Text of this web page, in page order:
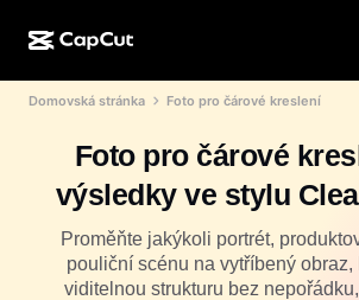
CapCut Online
CapCut Pad
CapCut Mobile
AI design
Video Studio
AI generátor videí
AI nástroje
Editor a generátor videí
Editor a generátor obrázků
Sváteční šablony
Více
Komunita
Iniciativy
Domovská stránka Foto pro čárové kreslení
Foto pro čárové
výsledky ve stylu
Proměňte jakýkoli portrét,
pouliční scénu na vytříbený obraz,
viditelnou strukturu bez